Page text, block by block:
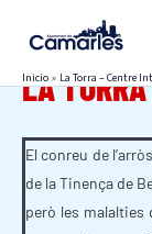
contenido
Inicio La Torra – Centre
LA TORRA
El conreu de
de la Tinença de
però les malalties